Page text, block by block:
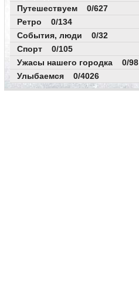
Путешествуем 0/627
Ретро 0/134
События, люди 0/32
Спорт 0/105
Ужасы нашего городка 0/98
Улыбаемся 0/4026